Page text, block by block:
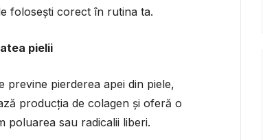
folosești corect în rutina ta.
pielii
pierderea apei din piele,
producția de colagen și oferă o
sau radicalii liberi.